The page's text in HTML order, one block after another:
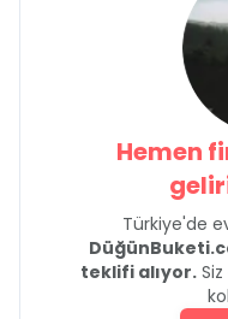
Hemen
Türkiye'de
teklifi alıyor.